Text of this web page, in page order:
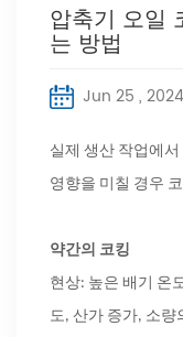
압축기 오일
는 방법
Jun 25 , 2024
실제 생산 작업에
영향을 미칠 경우
약간의 코킹
현상: 높은 배기 온
도, 산가 증가, 소량